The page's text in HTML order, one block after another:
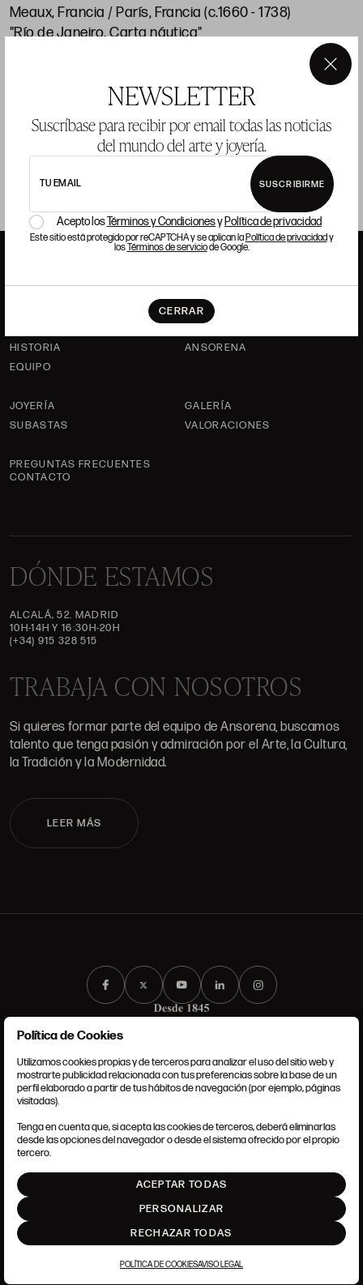
NEWSLETTER
Suscríbase para recibir por email todas las noticias
del mundo del arte y joyería.
TU EMAIL SUSCRIBIRME
Acepto losTérminos y Condicionesy Política de privacidad
Este sitio está protegido por reCAPTCHA y se aplican laPolítica de privacidady
losTérminos de serviciode Google.
CERRAR
×
Meaux, Francia / París, Francia (c.1660 - 1738)
"Río de Janeiro. Carta náutica"
Precio salida 120 €
HISTORIA
ANSORENA
EQUIPO
JOYERÍA
GALERÍA
SUBASTAS
VALORACIONES
PREGUNTAS FRECUENTES
CONTACTO
DÓNDE ESTAMOS
ALCALÁ, 52. MADRID
10H-14H Y 16:30H-20H
(+34) 915 328 515
TRABAJA CON NOSOTROS
Si quieres formar parte del equipo de Ansorena, buscamos
talento que tenga pasión y admiración por el Arte, la Cultura,
la Tradición y la Modernidad.
LEER MÁS
CONDICIONES GENERALES
POLÍTICA DE COOKIES
AJUSTE DE COOKIES
Política de Cookies
Utilizamos cookies propias y de terceros para analizar el uso del sitio web y
mostrarte publicidad relacionada con tus preferencias sobre la base de un
perfil elaborado a partir de tus hábitos de navegación (por ejemplo, páginas
visitadas).
Tenga en cuenta que, si acepta las cookies de terceros, deberá eliminarlas
desde las opciones del navegador o desde el sistema ofrecido por el propio
tercero.
ACEPTAR TODAS
PERSONALIZAR
RECHAZAR TODAS
POLÍTICA DE COOKIESAVISO LEGAL